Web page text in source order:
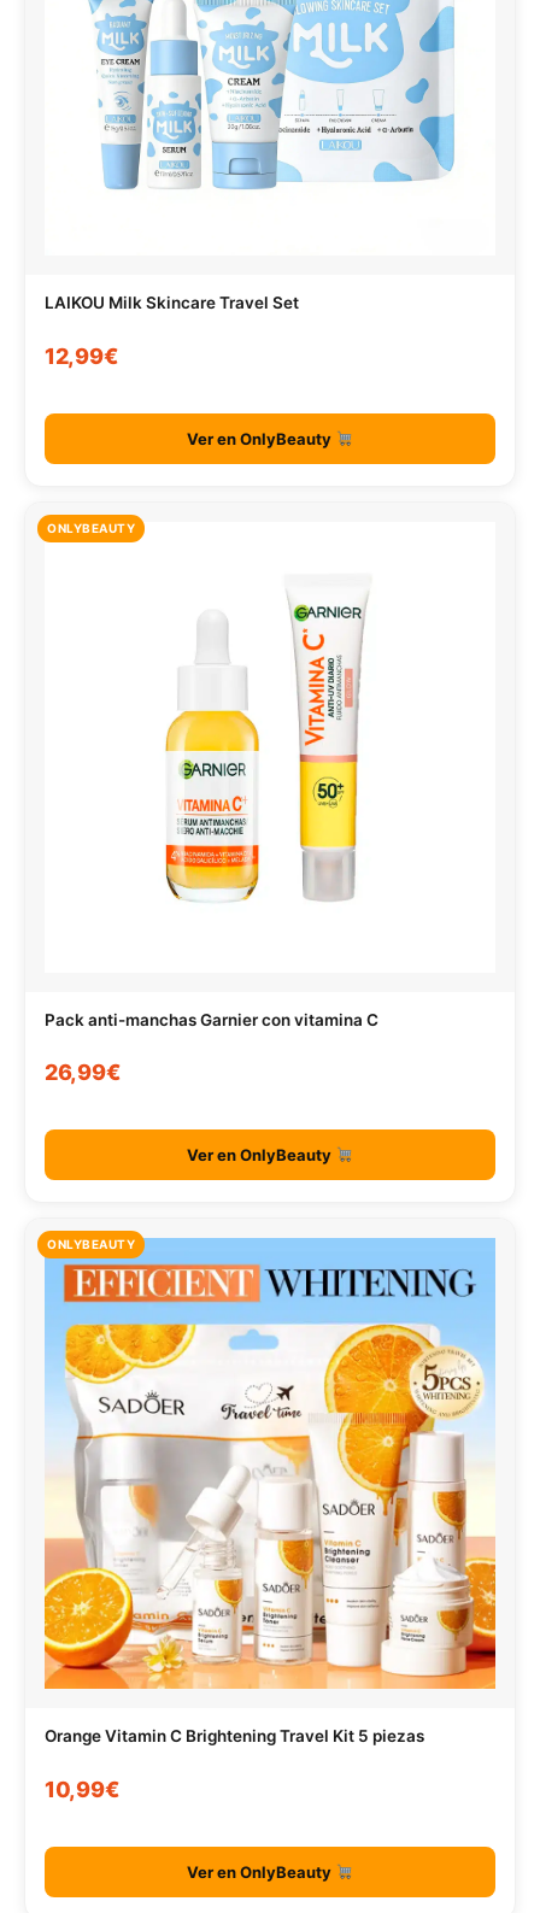
LAIKOU Milk Skincare Travel Set
12,99€
Ver en OnlyBeauty
ONLYBEAUTY
Pack anti-manchas Garnier con vitamina C
26,99€
Ver en OnlyBeauty
ONLYBEAUTY
Orange Vitamin C Brightening Travel Kit 5 piezas
10,99€
Ver en OnlyBeauty